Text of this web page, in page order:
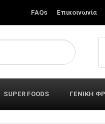
FAQs Επικοινωνία
SUPER FOODS ΓΕΝΙΚΗ